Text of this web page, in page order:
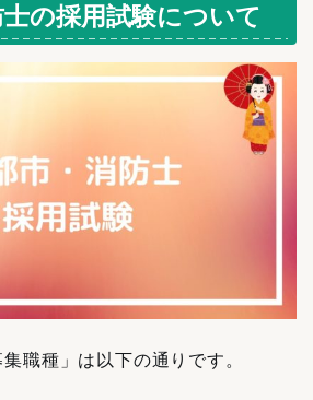
の採用試験について
職種」は以下の通りです。